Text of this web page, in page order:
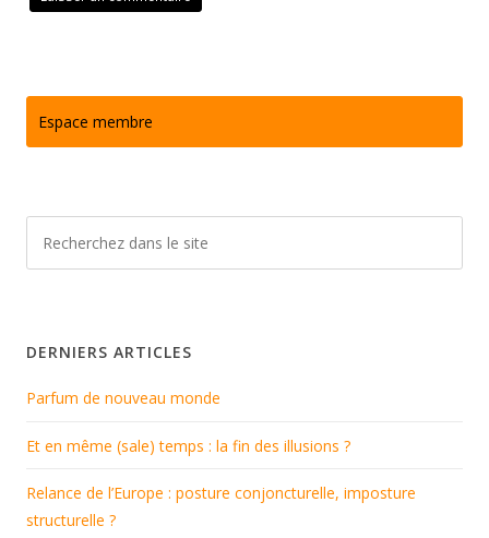
Espace membre
DERNIERS ARTICLES
Parfum de nouveau monde
Et en même (sale) temps : la fin des illusions ?
Relance de l’Europe : posture conjoncturelle, imposture
structurelle ?